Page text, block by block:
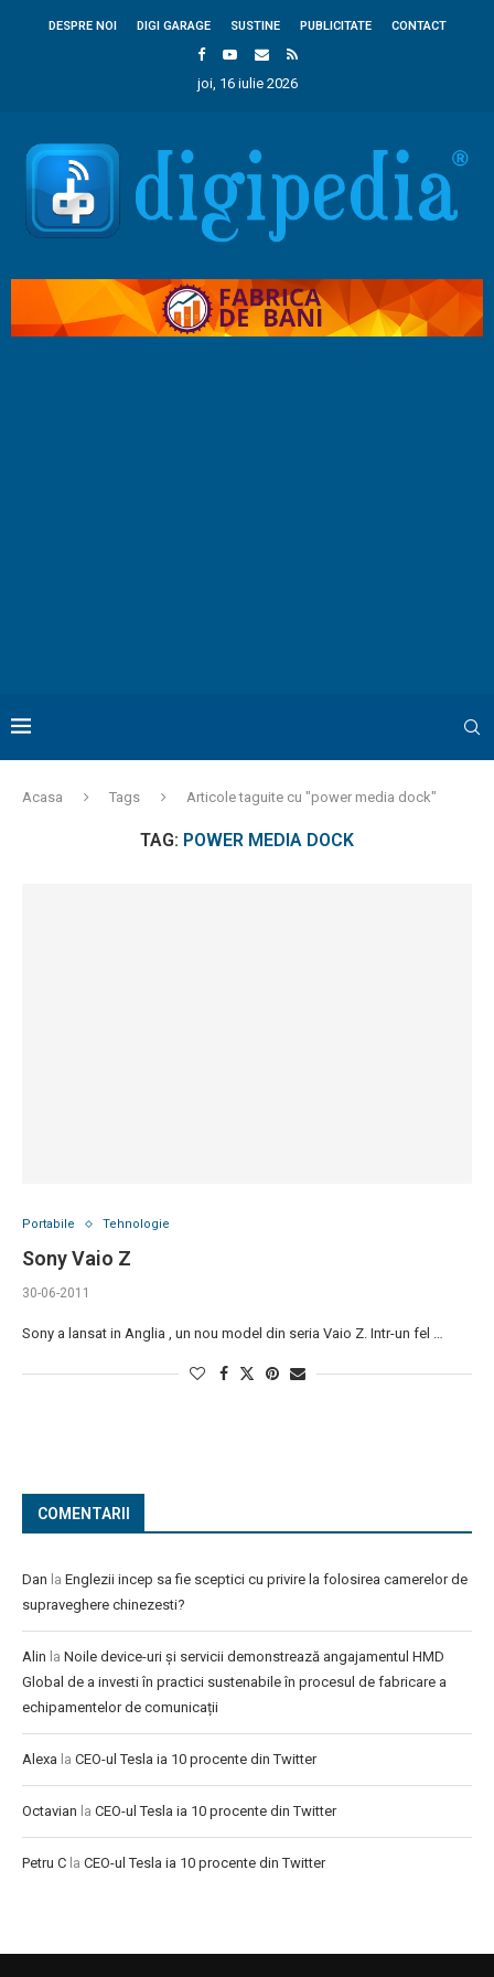
DESPRE NOI DIGI GARAGE SUSTINE PUBLICITATE CONTACT
joi, 16 iulie 2026
Acasa Tags Articole taguite cu "power media dock"
TAG: POWER MEDIA DOCK
Portabile Tehnologie
Sony Vaio Z
30-06-2011
Sony a lansat in Anglia , un nou model din seria Vaio Z. Intr-un fel …
COMENTARII
Dan la Englezii incep sa fie sceptici cu privire la folosirea camerelor de
supraveghere chinezesti?
Alin la Noile device-uri și servicii demonstrează angajamentul HMD
Global de a investi în practici sustenabile în procesul de fabricare a
echipamentelor de comunicații
Alexa la CEO-ul Tesla ia 10 procente din Twitter
Octavian la CEO-ul Tesla ia 10 procente din Twitter
Petru C la CEO-ul Tesla ia 10 procente din Twitter